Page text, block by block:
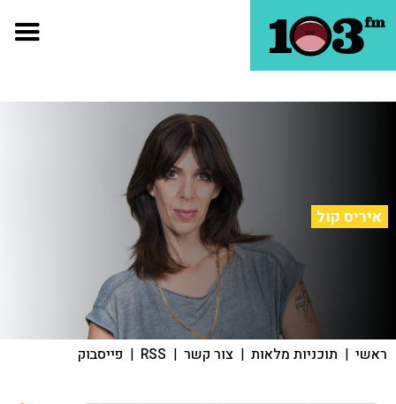
איריס קול
ראשי | תוכניות מלאות | צור קשר |
RSS
| פייסבוק